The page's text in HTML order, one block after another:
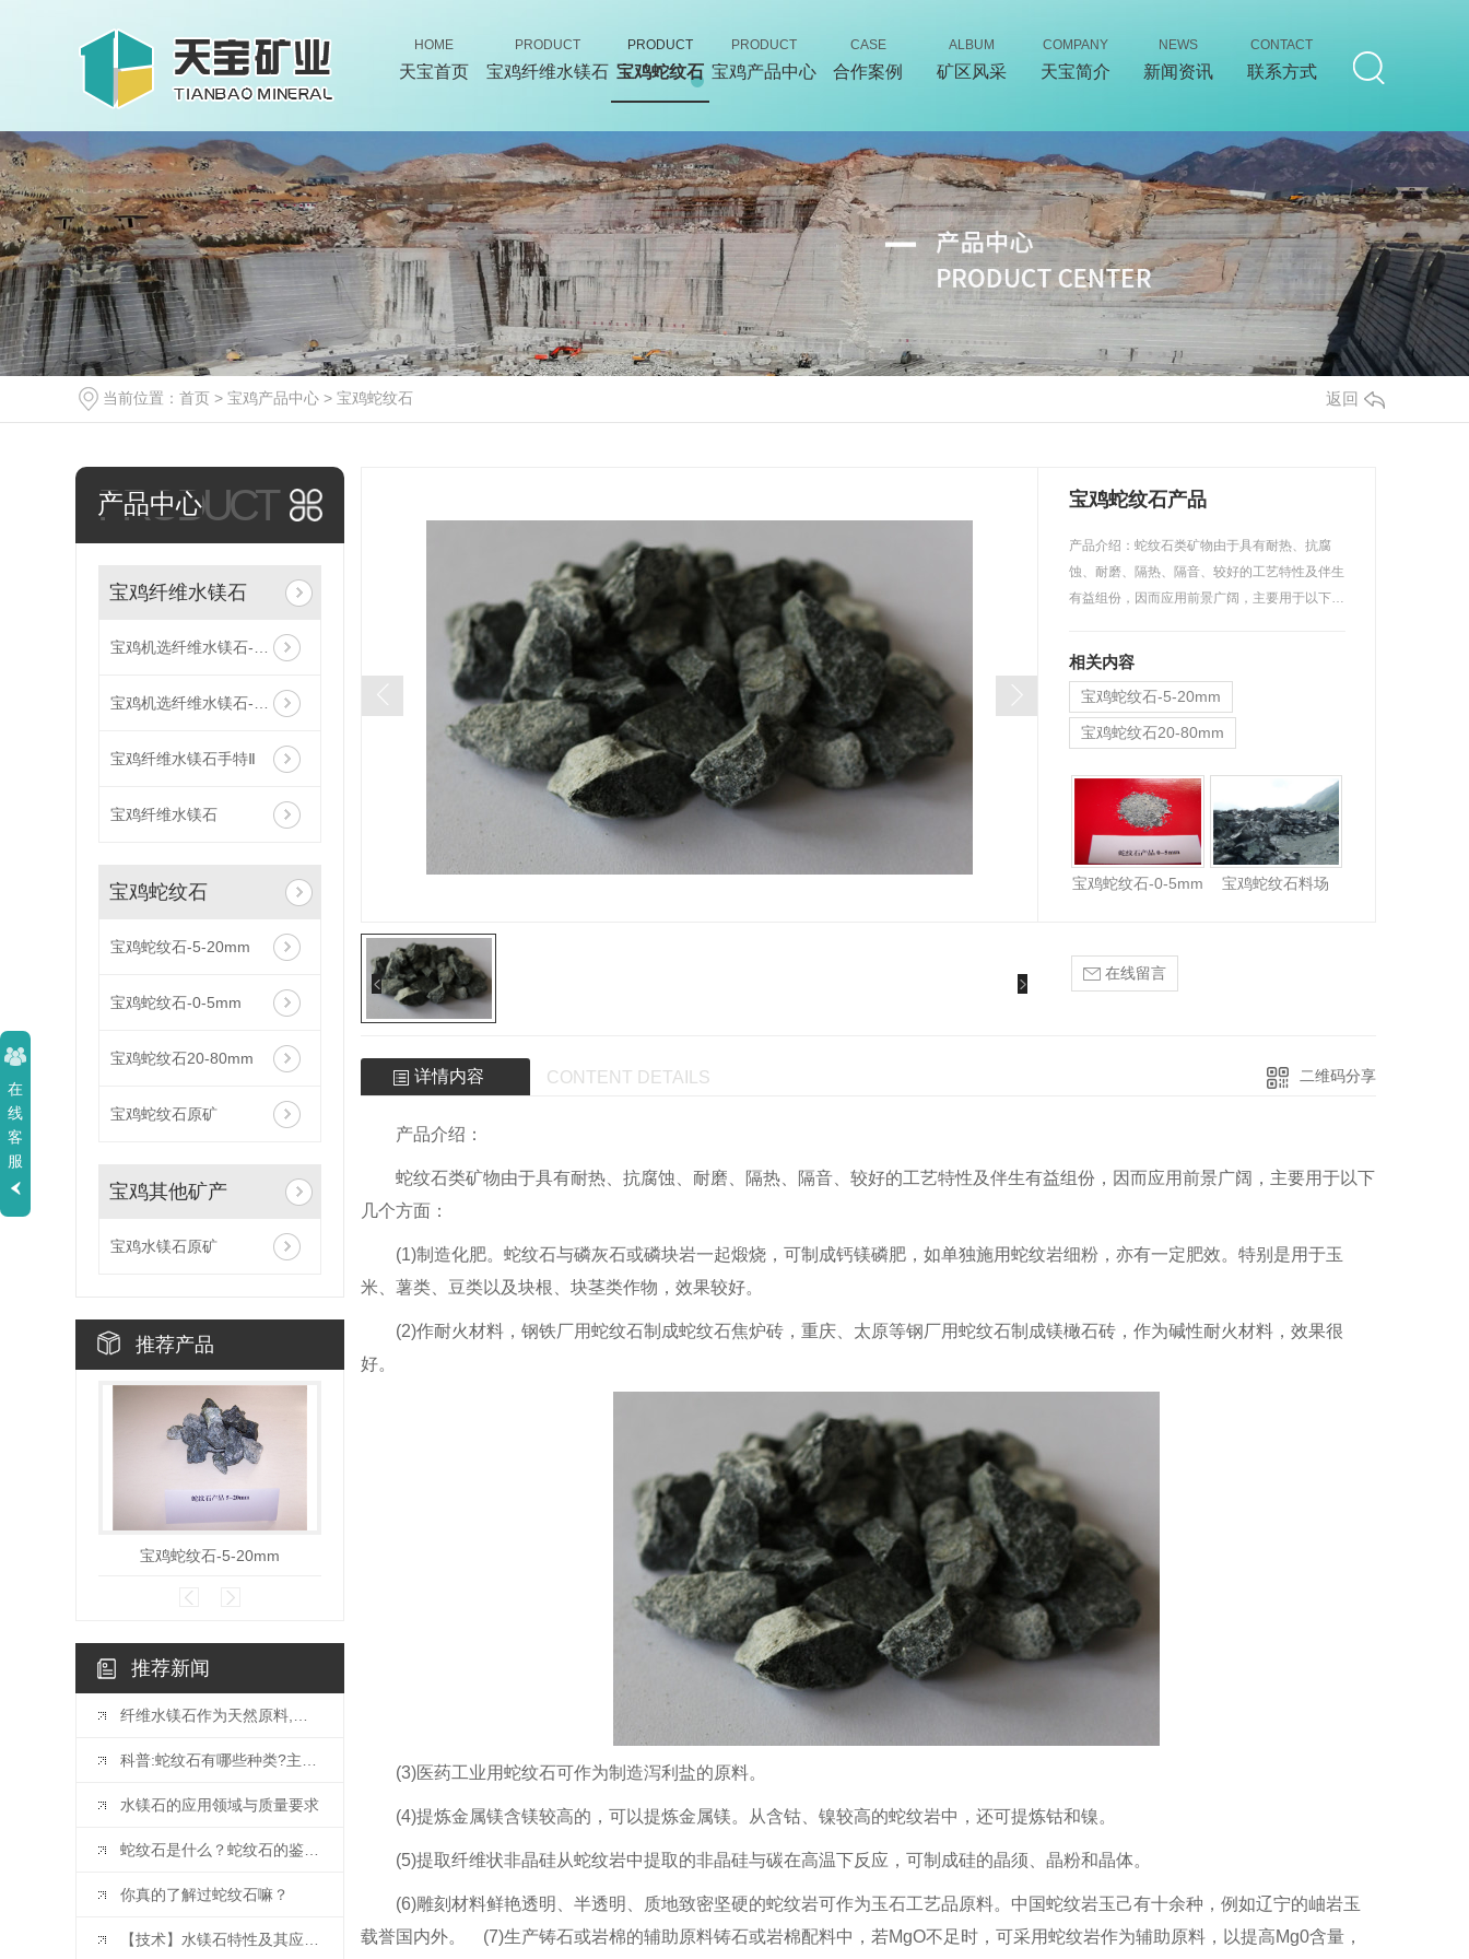
HOME
天宝首页
PRODUCT
宝鸡纤维水镁石
PRODUCT
宝鸡蛇纹石
PRODUCT
宝鸡产品中心
CASE
合作案例
ALBUM
矿区风采
COMPANY
天宝简介
NEWS
新闻资讯
CONTACT
联系方式
当前位置： 首页 > 宝鸡产品中心 > 宝鸡蛇纹石 返回
PRODUCT
产品中心
宝鸡纤维水镁石
宝鸡机选纤维水镁石------水3-40
宝鸡机选纤维水镁石------水5-60
宝鸡纤维水镁石手特Ⅱ
宝鸡纤维水镁石
宝鸡蛇纹石
宝鸡蛇纹石-5-20mm
宝鸡蛇纹石-0-5mm
宝鸡蛇纹石20-80mm
宝鸡蛇纹石原矿
宝鸡其他矿产
宝鸡水镁石原矿
推荐产品
宝鸡蛇纹石-5-20mm 宝鸡蛇纹石原矿 宝鸡蛇纹石20-80mm
推荐新闻
纤维水镁石作为天然原料,广泛应用于三大领域!
科普:蛇纹石有哪些种类?主要用途是什么?
水镁石的应用领域与质量要求
蛇纹石是什么？蛇纹石的鉴别、产地、作用详细讲解！
你真的了解过蛇纹石嘛？
【技术】水镁石特性及其应用简介
宝鸡蛇纹石产品
产品介绍：蛇纹石类矿物由于具有耐热、抗腐
蚀、耐磨、隔热、隔音、较好的工艺特性及伴生
有益组份，因而应用前景广阔，主要用于以下…
相关内容
宝鸡蛇纹石-5-20mm
宝鸡蛇纹石20-80mm
宝鸡蛇纹石-0-5mm 宝鸡蛇纹石料场
在线留言
详情内容 CONTENT DETAILS 二维码分享
产品介绍：
蛇纹石类矿物由于具有耐热、抗腐蚀、耐磨、隔热、隔音、较好的工艺特性及伴生有益组份，因而应用前景广阔，主要用于以下
几个方面：
(1)制造化肥。蛇纹石与磷灰石或磷块岩一起煅烧，可制成钙镁磷肥，如单独施用蛇纹岩细粉，亦有一定肥效。特别是用于玉
米、薯类、豆类以及块根、块茎类作物，效果较好。
(2)作耐火材料，钢铁厂用蛇纹石制成蛇纹石焦炉砖，重庆、太原等钢厂用蛇纹石制成镁橄石砖，作为碱性耐火材料，效果很
好。
(3)医药工业用蛇纹石可作为制造泻利盐的原料。
(4)提炼金属镁含镁较高的，可以提炼金属镁。从含钴、镍较高的蛇纹岩中，还可提炼钴和镍。
(5)提取纤维状非晶硅从蛇纹岩中提取的非晶硅与碳在高温下反应，可制成硅的晶须、晶粉和晶体。
(6)雕刻材料鲜艳透明、半透明、质地致密坚硬的蛇纹岩可作为玉石工艺品原料。中国蛇纹岩玉己有十余种，例如辽宁的岫岩玉
载誉国内外。 (7)生产铸石或岩棉的辅助原料铸石或岩棉配料中，若MgO不足时，可采用蛇纹岩作为辅助原料，以提高Mg0含量，
在
线
客
服